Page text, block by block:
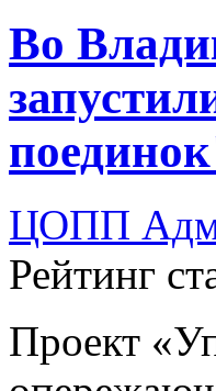
Во
ЦОПП
Рейтинг
Проект